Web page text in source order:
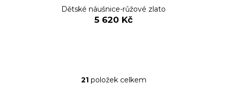
Dětské náušnice-růžové zlato
5 620 Kč
O
21položek celkem